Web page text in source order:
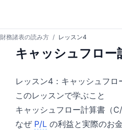
財務諸表の読み方 / レッスン4
キャッシュフロ
レッスン4：キャッシュフ
このレッスンで学ぶこと
キャッシュフロー計算書（
なぜ P/L の利益と実際のお